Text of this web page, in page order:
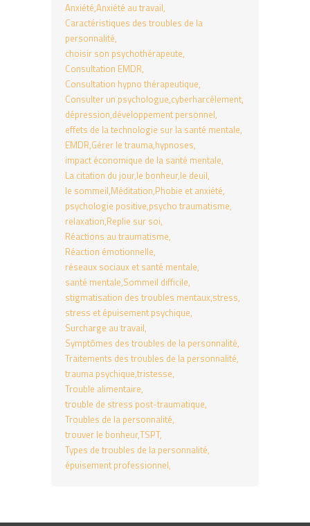
Anxiété Anxiété au travail
Caractéristiques des troubles de la
personnalité
choisir son psychothérapeute
Consultation EMDR
Consultation hypno thérapeutique
Consulter un psychologue cyberharcèlement
dépression développement personnel
effets de la technologie sur la santé mentale
EMDR Gérer le trauma hypnoses
impact économique de la santé mentale
La citation du jour le bonheur le deuil
le sommeil Méditation Phobie et anxiété
psychologie positive psycho traumatisme
relaxation Replie sur soi
Réactions au traumatisme
Réaction émotionnelle
réseaux sociaux et santé mentale
santé mentale Sommeil difficile
stigmatisation des troubles mentaux stress
stress et épuisement psychique
Surcharge au travail
Symptômes des troubles de la personnalité
Traitements des troubles de la personnalité
trauma psychique tristesse
Trouble alimentaire
trouble de stress post-traumatique
Troubles de la personnalité
trouver le bonheurTSPT
Types de troubles de la personnalité
épuisement professionnel